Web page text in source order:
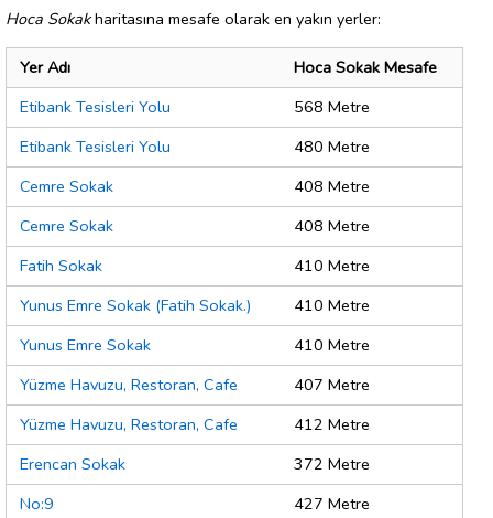
Hoca Sokakharitasına mesafe olarak en yakın yerler:
Yer Adı
Hoca Sokak Mesafe
Etibank Tesisleri Yolu
568 Metre
Etibank Tesisleri Yolu
480 Metre
Cemre Sokak
408 Metre
Cemre Sokak
408 Metre
Fatih Sokak
410 Metre
Yunus Emre Sokak (Fatih Sokak.)
410 Metre
Yunus Emre Sokak
410 Metre
Yüzme Havuzu, Restoran, Cafe
407 Metre
Yüzme Havuzu, Restoran, Cafe
412 Metre
Erencan Sokak
372 Metre
No:9
427 Metre